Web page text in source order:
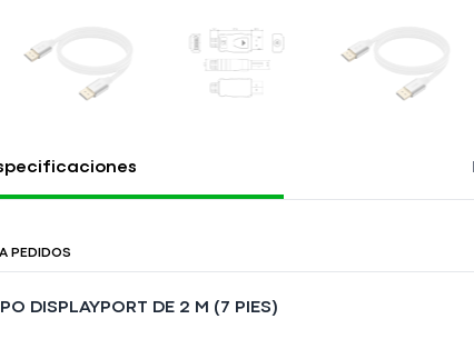
PEDIDOS
DISPLAYPORT DE 2 M (7 PIES)